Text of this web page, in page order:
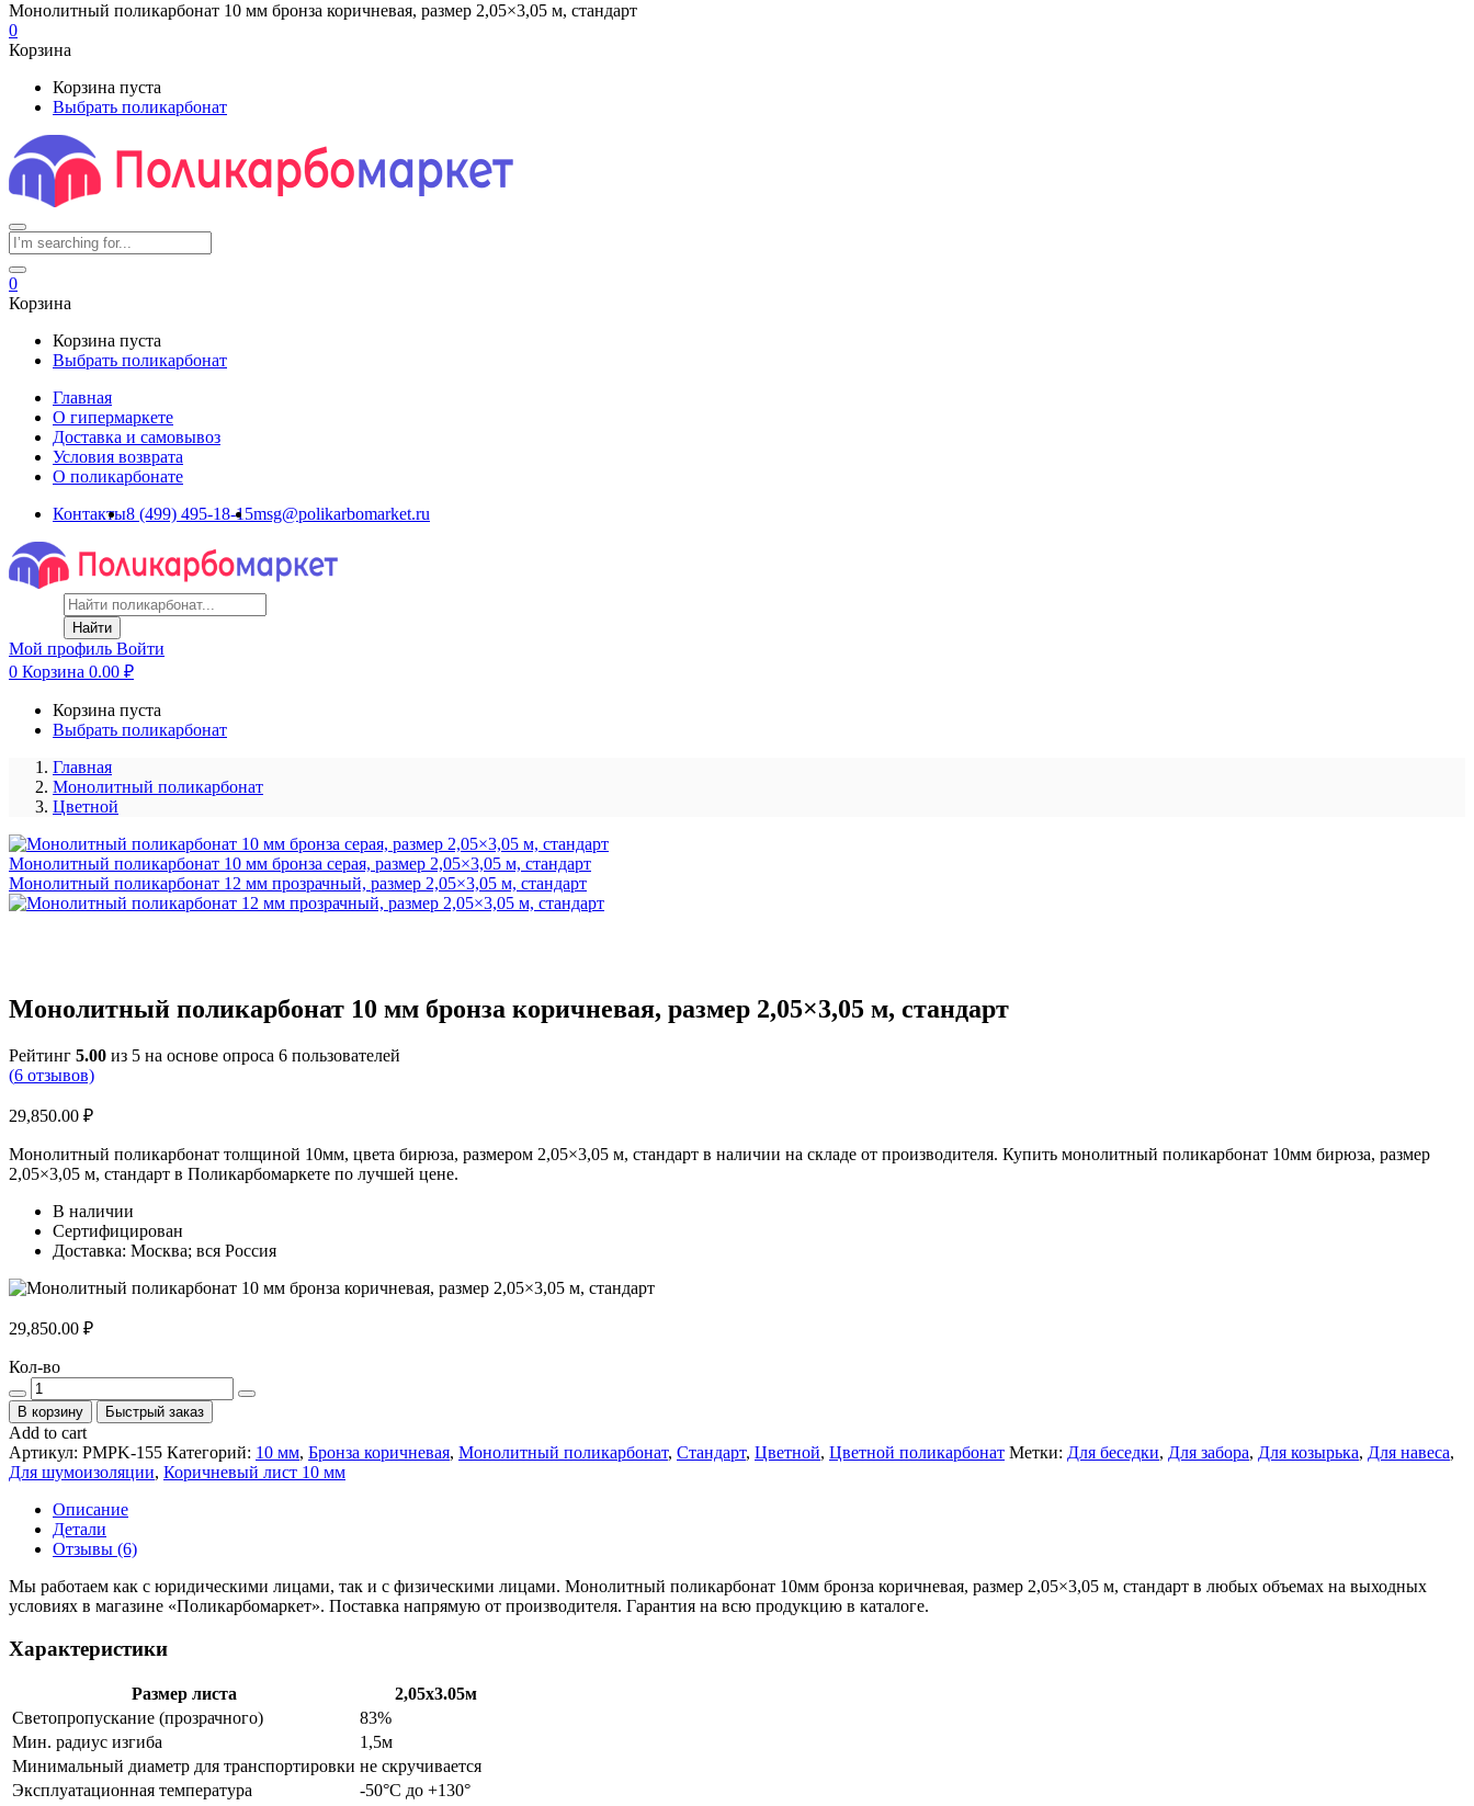
Монолитный поликарбонат 10 мм бронза коричневая, размер 2,05×3,05 м, стандарт
0
Корзина
Корзина пуста
Выбрать поликарбонат
0
Корзина
Корзина пуста
Выбрать поликарбонат
Главная
О гипермаркете
Доставка и самовывоз
Условия возврата
О поликарбонате
Контакты8 (499) 495-18-15msg@polikarbomarket.ru
Найти
Мой профиль Войти
0 Корзина 0.00 ₽
Корзина пуста
Выбрать поликарбонат
Главная
Монолитный поликарбонат
Цветной
Монолитный поликарбонат 10 мм бронза серая, размер 2,05×3,05 м, стандарт
Монолитный поликарбонат 12 мм прозрачный, размер 2,05×3,05 м, стандарт
Монолитный поликарбонат 10 мм бронза коричневая, размер 2,05×3,05 м, стандарт
Рейтинг 5.00 из 5 на основе опроса 6 пользователей
(6 отзывов)
29,850.00 ₽
Монолитный поликарбонат толщиной 10мм, цвета бирюза, размером 2,05×3,05 м, стандарт в наличии на складе от производителя. Купить монолитный поликарбонат 10мм бирюза, размер
2,05×3,05 м, стандарт в Поликарбомаркете по лучшей цене.
В наличии
Сертифицирован
Доставка: Москва; вся Россия
29,850.00 ₽
Кол-воКол-
В корзину Быстрый заказ
Add to cart
Артикул: PMPK-155 Категорий: 10 мм, Бронза коричневая, Монолитный поликарбонат, Стандарт, Цветной, Цветной поликарбонат Метки: Для беседки, Для забора, Для козырька, Для навеса,
Для шумоизоляции, Коричневый лист 10 мм
Описание
Детали
Отзывы (6)
Мы работаем как с юридическими лицами, так и с физическими лицами. Монолитный поликарбонат 10мм бронза коричневая, размер 2,05×3,05 м, стандарт в любых объемах на выходных
условиях в магазине «Поликарбомаркет». Поставка напрямую от производителя. Гарантия на всю продукцию в каталоге.
Характеристики
Размер листа
2,05х3.05м
Светопропускание (прозрачного)
83%
Мин. радиус изгиба
1,5м
Минимальный диаметр для транспортировки не скручивается
Эксплуатационная температура
-50°С до +130°